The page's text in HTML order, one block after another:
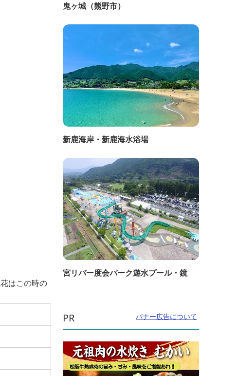
はこの時の
鬼ヶ城（熊野市）
新鹿海岸・新鹿海水浴場
宮リバー度会パーク遊水プール・鏡
PR バナー広告について